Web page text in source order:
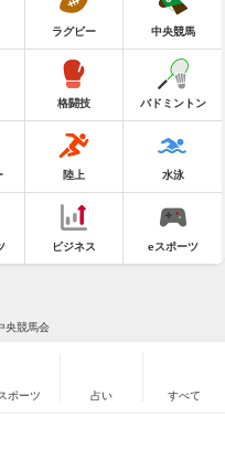
ラグビー 中央競馬
格闘技 バドミントン
陸上 水泳
ビジネス eスポーツ
央競馬会
ポーツ 占い すべて